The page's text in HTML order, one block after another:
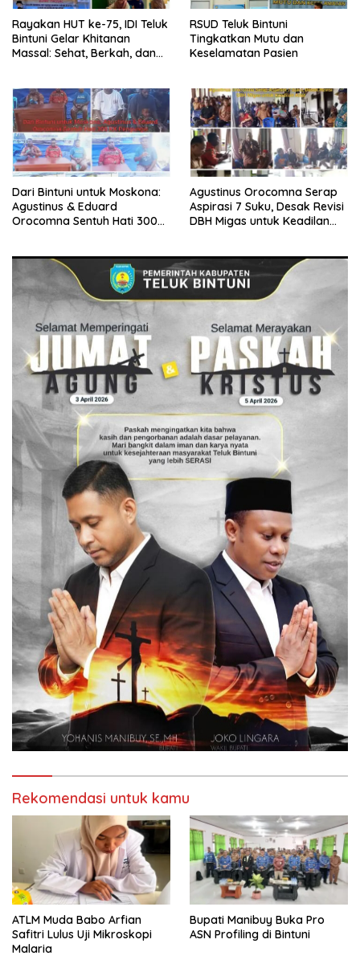
Rayakan HUT ke-75, IDI Teluk
Bintuni Gelar Khitanan
Massal: Sehat, Berkah, dan
RSUD Teluk Bintuni
Tingkatkan Mutu dan
Keselamatan Pasien
Dari Bintuni untuk Moskona:
Agustinus & Eduard
Orocomna Sentuh Hati 300
Agustinus Orocomna Serap
Aspirasi 7 Suku, Desak Revisi
DBH Migas untuk Keadilan
Rekomendasi untuk kamu
ATLM Muda Babo Arfian
Safitri Lulus Uji Mikroskopi
Malaria
Bupati Manibuy Buka Pro
ASN Profiling di Bintuni